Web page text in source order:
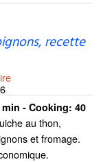
recette
min - Cooking: 40
au thon,
et fromage.